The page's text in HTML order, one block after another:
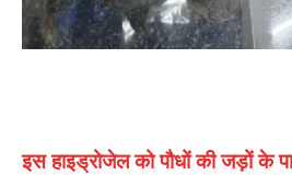
इस हाइड्रोजेल को पौधों की जड़ों के